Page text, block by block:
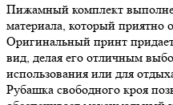
Пижамный комплект
материала, который приятно
Оригинальный принт
вид, делая его отличным
использования или для
Рубашка свободного кроя